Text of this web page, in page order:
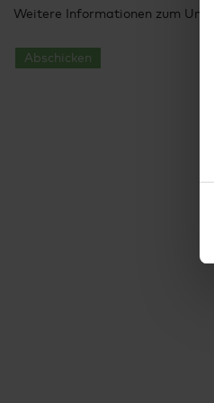
Weitere Informationen zum
Abschicken